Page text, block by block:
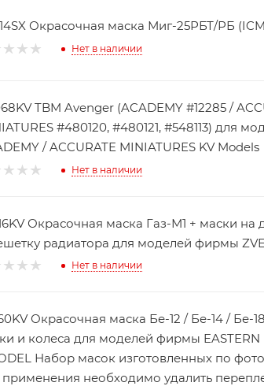
Окрасочная маска Миг-25РБТ/РБ
Нет в наличии
TBM Avenger (ACADEMY #12285 /
#480120, #480121, #548113) для
/ ACCURATE MINIATURES KV Models
Нет в наличии
Окрасочная маска Газ-М1 + маски на
радиатора для моделей фирмы
Нет в наличии
Окрасочная маска Бе-12 / Бе-14 / Бе-
и колеса для моделей фирмы EASTERN
Набор масок изготовленных по
применения необходимо удалить